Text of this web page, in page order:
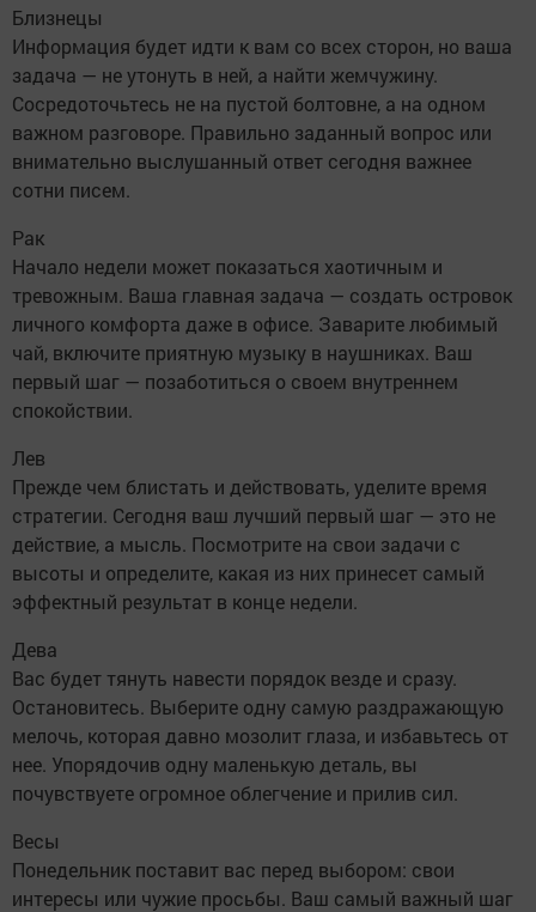
Близнецы
Информация будет идти к вам со всех сторон, но ваша
задача — не утонуть в ней, а найти жемчужину.
Сосредоточьтесь не на пустой болтовне, а на одном
важном разговоре. Правильно заданный вопрос или
внимательно выслушанный ответ сегодня важнее
сотни писем.
Рак
Начало недели может показаться хаотичным и
тревожным. Ваша главная задача — создать островок
личного комфорта даже в офисе. Заварите любимый
чай, включите приятную музыку в наушниках. Ваш
первый шаг — позаботиться о своем внутреннем
спокойствии.
Лев
Прежде чем блистать и действовать, уделите время
стратегии. Сегодня ваш лучший первый шаг — это не
действие, а мысль. Посмотрите на свои задачи с
высоты и определите, какая из них принесет самый
эффектный результат в конце недели.
Дева
Вас будет тянуть навести порядок везде и сразу.
Остановитесь. Выберите одну самую раздражающую
мелочь, которая давно мозолит глаза, и избавьтесь от
нее. Упорядочив одну маленькую деталь, вы
почувствуете огромное облегчение и прилив сил.
Весы
Понедельник поставит вас перед выбором: свои
интересы или чужие просьбы. Ваш самый важный шаг